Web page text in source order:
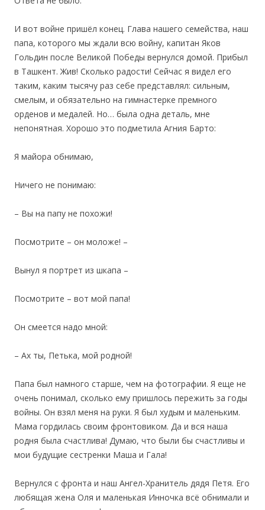
И вот войне пришёл конец. Глава нашего семейства, наш
папа, которого мы ждали всю войну, капитан Яков
Гольдин после Великой Победы вернулся домой. Прибыл
в Ташкент. Жив! Сколько радости! Сейчас я видел его
таким, каким тысячу раз себе представлял: cильным,
смелым, и обязательно на гимнастерке прeмного
орденов и медалей. Но… была одна деталь, мне
непонятная. Хорошо это подметила Агния Барто:
Я майора обнимаю,
Ничего не понимаю:
– Вы на папу не похожи!
Посмотрите – он моложе! –
Вынул я портрет из шкапа –
Посмотрите – вот мой папа!
Он смеется надо мной:
– Ах ты, Петька, мой родной!
Папа был намного старше, чем на фотографии. Я еще не
очень понимал, сколько ему пришлось пережить за годы
войны. Он взял меня на руки. Я был худым и маленьким.
Мама гордилась своим фронтовиком. Да и вся наша
родня была счастлива! Думаю, что были бы счастливы и
мои будущие сестренки Маша и Гала!
Вернулся с фронта и наш Ангел-Хранитель дядя Петя. Его
любящая жена Оля и маленькая Инночка всё обнимали и